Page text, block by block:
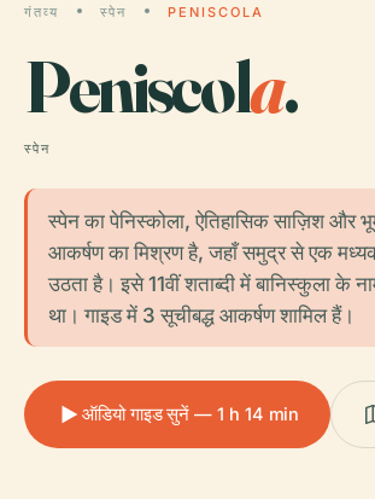
गंतव्य स्पेन PENISCOLA
Peniscola.
स्पेन
स्पेन का पेनिस्कोला, ऐतिहासिक साज़िश और
आकर्षण का मिश्रण है, जहाँ समुद्र से एक
उठता है। इसे 11वीं शताब्दी में बानिस्कुला के
था। गाइड में 3 सूचीबद्ध आकर्षण शामिल हैं।
ऑडियो गाइड सुनें — 1 h 14 min